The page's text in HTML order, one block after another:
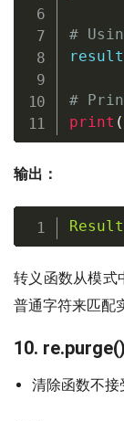
#
result
#
print (
输出：
Result
转义函数从模式
普通字符来匹配
10. re.purge()
清除函数不接